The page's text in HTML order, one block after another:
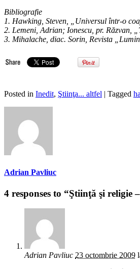
Bibliografie
1. Hawking, Steven, „Universul într-o
2. Lemeni, Adrian; Ionescu, pr. Răzvan,
3. Mihalache, diac. Sorin, Revista
Posted in Inedit, Ştiinţa... altfel | Tagged
Adrian Pavliuc
4 responses to “Ştiinţă şi
Adrian Pavliuc 23 octombrie 2009